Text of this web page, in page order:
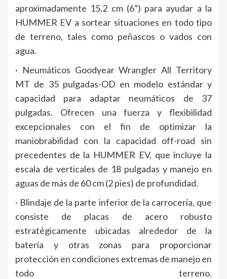
aproximadamente 15,2 cm (6”) para ayudar a la
HUMMER EV a sortear situaciones en todo tipo
de terreno, tales como peñascos o vados con
agua.
· Neumáticos Goodyear Wrangler All Territory
MT de 35 pulgadas-OD en modelo estándar y
capacidad para adaptar neumáticos de 37
pulgadas. Ofrecen una fuerza y flexibilidad
excepcionales con el fin de optimizar la
maniobrabilidad con la capacidad off-road sin
precedentes de la HUMMER EV, que incluye la
escala de verticales de 18 pulgadas y manejo en
aguas de más de 60 cm (2 pies) de profundidad.
· Blindaje de la parte inferior de la carrocería, que
consiste de placas de acero robusto
estratégicamente ubicadas alrededor de la
batería y otras zonas para proporcionar
protección en condiciones extremas de manejo en
todo terreno.